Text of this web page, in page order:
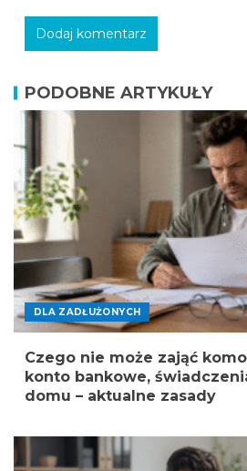
PODOBNE ARTYKUŁY
DLA ZADŁUŻONYCH
Czego nie może zająć
konto bankowe,
domu – aktualne zasady